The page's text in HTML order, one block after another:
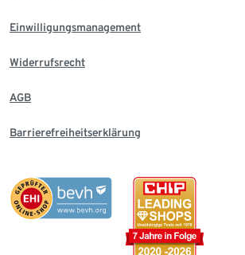
Einwilligungsmanagement
Widerrufsrecht
AGB
Barrierefreiheitserklärung